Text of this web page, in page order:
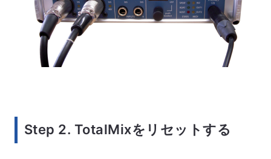
Step 2. TotalMixをリセットする